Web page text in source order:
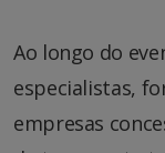
Ao longo do
especialistas,
empresas